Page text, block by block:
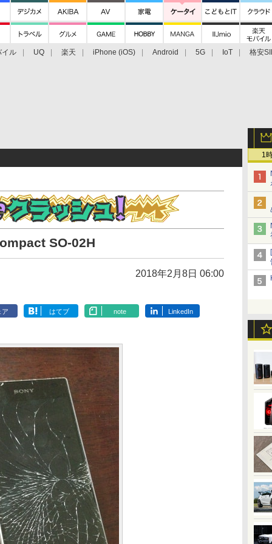
イル UQ 楽天 iPhone (iOS) Android 5G IoT
格安
1
SO-02H
2018年2月8日 06:00
ア はてブ note LinkedIn